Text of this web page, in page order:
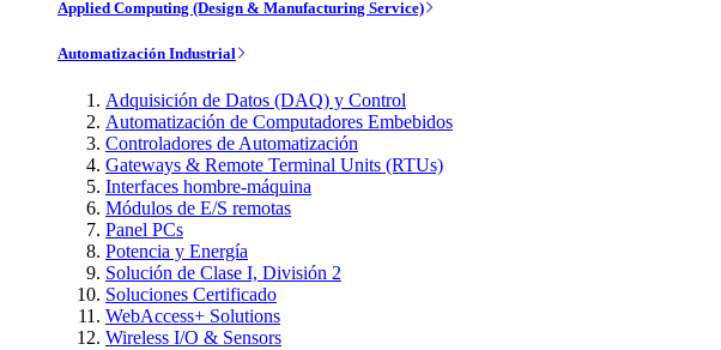
Applied Computing (Design & Manufacturing Service)
Automatización Industrial
Adquisición de Datos (DAQ) y Control
Automatización de Computadores Embebidos
Controladores de Automatización
Gateways & Remote Terminal Units (RTUs)
Interfaces hombre-máquina
Módulos de E/S remotas
Panel PCs
Potencia y Energía
Solución de Clase I, División 2
Soluciones Certificado
WebAccess+ Solutions
Wireless I/O & Sensors